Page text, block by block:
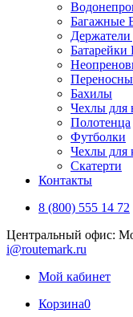
Багажные
Батарейки
Бахилы
Чехлы для
Полотенца
Футболки
Чехлы для
Скатерти
Контакты
8 (800) 555 14 72
Центральный офис:
i@routemark.ru
Мой кабинет
Корзина0